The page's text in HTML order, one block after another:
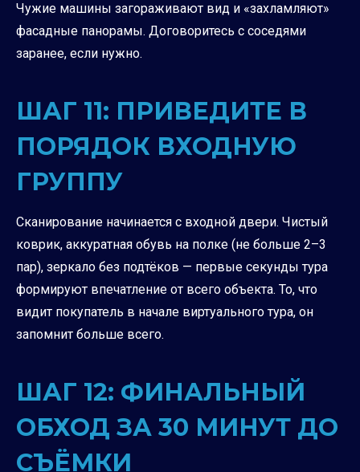
Чужие машины загораживают вид и «захламляют»
фасадные панорамы. Договоритесь с соседями
заранее, если нужно.
ШАГ 11: ПРИВЕДИТЕ В
ПОРЯДОК ВХОДНУЮ
ГРУППУ
Сканирование начинается с входной двери. Чистый
коврик, аккуратная обувь на полке (не больше 2–3
пар), зеркало без подтёков — первые секунды тура
формируют впечатление от всего объекта. То, что
видит покупатель в начале виртуального тура, он
запомнит больше всего.
ШАГ 12: ФИНАЛЬНЫЙ
ОБХОД ЗА 30 МИНУТ ДО
СЪЁМКИ